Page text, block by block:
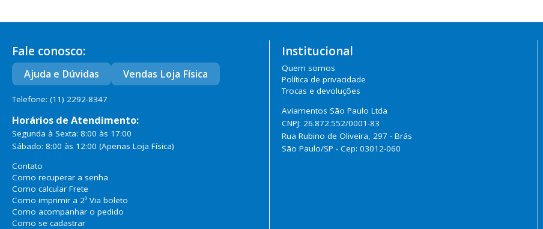
Fale conosco:
Ajuda e Dúvidas Vendas Loja Física
Telefone: (11) 2292-8347
Horários de Atendimento:
Segunda à Sexta: 8:00 às 17:00
Sábado: 8:00 às 12:00 (Apenas Loja Física)
Contato
Como recuperar a senha
Como calcular Frete
Como imprimir a 2º Via boleto
Como acompanhar o pedido
Como se cadastrar
Institucional
Quem somos
Política de privacidade
Trocas e devoluções
Aviamentos São Paulo Ltda
CNPJ: 26.872.552/0001-83
Rua Rubino de Oliveira, 297 - Brás
São Paulo/SP - Cep: 03012-060